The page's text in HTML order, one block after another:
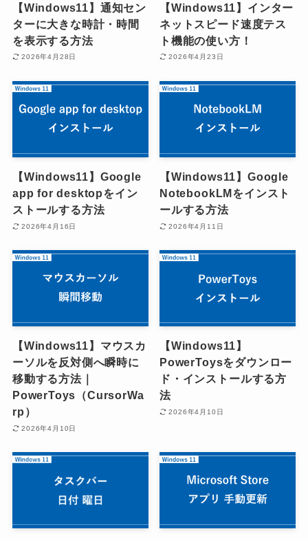
【Windows11】通知セン
ターに大きな時計・時間
を表示する方法
2026年4月28日
【Windows11】インター
ネットスピード速度テス
ト機能の使い方！
2026年4月23日
【Windows11】Google
app for desktopをイン
ストールする方法
2026年4月16日
【Windows11】Google
NotebookLMをインスト
ールする方法
2026年4月11日
【Windows11】マウスカ
ーソルを反対側へ瞬時に
移動する方法｜
PowerToys（CursorWa
rp）
2026年4月10日
【Windows11】
PowerToysをダウンロー
ド・インストールする方
法
2026年4月10日